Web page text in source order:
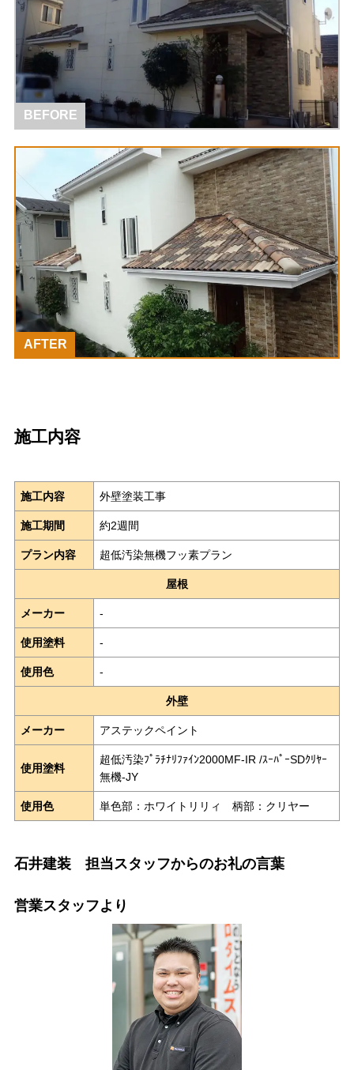
BEFORE
AFTER
施工内容
施工内容 外壁塗装工事
施工期間 約2週間
プラン内容 超低汚染無機フッ素プラン
屋根
メーカー -
使用塗料 -
使用色 -
外壁
メーカー アステックペイント
使用塗料
超低汚染ﾌﾟﾗﾁﾅﾘﾌｧｲﾝ2000MF-IR /ｽｰﾊﾟｰSDｸﾘﾔｰ
無機-JY
使用色 単色部：ホワイトリリィ 柄部：クリヤー
石井建装 担当スタッフからのお礼の言葉
営業スタッフより